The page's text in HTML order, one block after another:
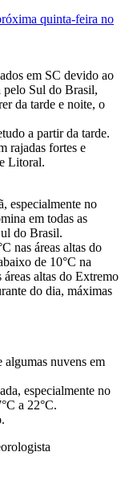
quinta-feira no
em SC devido ao
pelo Sul do Brasil,
da tarde e noite, o
a partir da tarde.
rajadas fortes e
Litoral.
especialmente no
em todas as
do Brasil.
nas áreas altas do
de 10°C na
altas do Extremo
do dia, máximas
algumas nuvens em
especialmente no
a 22°C.